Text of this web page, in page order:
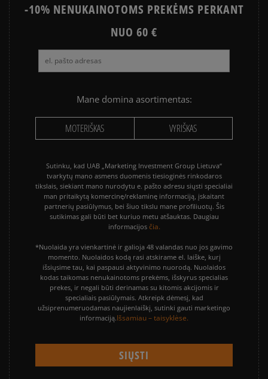
-10% NENUKAINOTOMS PREKĖMS PERKANT
NUO 60 €
Mane domina asortimentas:
MOTERIŠKAS VYRIŠKAS
Sutinku, kad UAB „Marketing Investment Group Lietuva“
tvarkytų mano asmens duomenis tiesioginės rinkodaros
tikslais, siekiant mano nurodytu e. pašto adresu siųsti specialiai
man pritaikytą komercinę/reklaminę informaciją, įskaitant
partnerių pasiūlymus, bei šiuo tikslu mane profiliuotų. Šis
sutikimas gali būti bet kuriuo metu atšauktas. Daugiau
informacijos čia.
*Nuolaida yra vienkartinė ir galioja 48 valandas nuo jos gavimo
momento. Nuolaidos kodą rasi atskirame el. laiške, kurį
išsiųsime tau, kai paspausi aktyvinimo nuorodą. Nuolaidos
kodas taikomas nenukainotoms prekėms, išskyrus specialias
prekes, ir negali būti derinamas su kitomis akcijomis ir
specialiais pasiūlymais. Atkreipk dėmesį, kad
užsiprenumeruodamas naujienlaiškį, sutinki gauti marketingo
informaciją.Išsamiau – taisyklėse.